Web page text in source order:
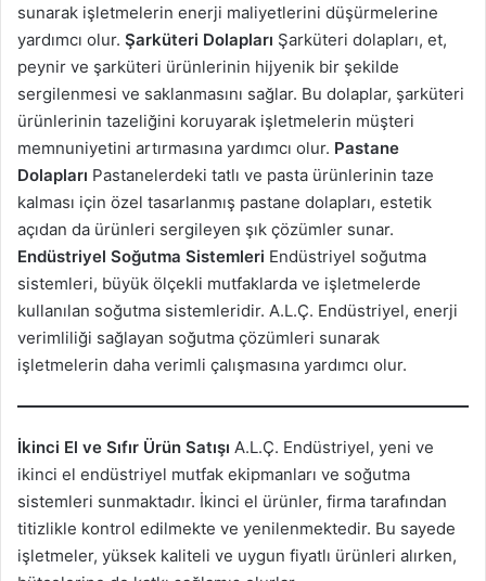
sunarak işletmelerin enerji maliyetlerini düşürmelerine
yardımcı olur. Şarküteri Dolapları Şarküteri dolapları, et,
peynir ve şarküteri ürünlerinin hijyenik bir şekilde
sergilenmesi ve saklanmasını sağlar. Bu dolaplar, şarküteri
ürünlerinin tazeliğini koruyarak işletmelerin müşteri
memnuniyetini artırmasına yardımcı olur. Pastane
Dolapları Pastanelerdeki tatlı ve pasta ürünlerinin taze
kalması için özel tasarlanmış pastane dolapları, estetik
açıdan da ürünleri sergileyen şık çözümler sunar.
Endüstriyel Soğutma Sistemleri Endüstriyel soğutma
sistemleri, büyük ölçekli mutfaklarda ve işletmelerde
kullanılan soğutma sistemleridir. A.L.Ç. Endüstriyel, enerji
verimliliği sağlayan soğutma çözümleri sunarak
işletmelerin daha verimli çalışmasına yardımcı olur.
İkinci El ve Sıfır Ürün Satışı A.L.Ç. Endüstriyel, yeni ve
ikinci el endüstriyel mutfak ekipmanları ve soğutma
sistemleri sunmaktadır. İkinci el ürünler, firma tarafından
titizlikle kontrol edilmekte ve yenilenmektedir. Bu sayede
işletmeler, yüksek kaliteli ve uygun fiyatlı ürünleri alırken,